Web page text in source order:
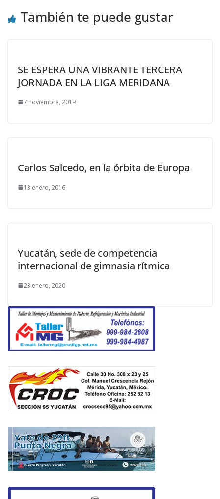
También te puede gustar
SE ESPERA UNA VIBRANTE TERCERA
JORNADA EN LA LIGA MERIDANA
7 noviembre, 2019
Carlos Salcedo, en la órbita de Europa
13 enero, 2016
Yucatán, sede de competencia
internacional de gimnasia rítmica
23 enero, 2020